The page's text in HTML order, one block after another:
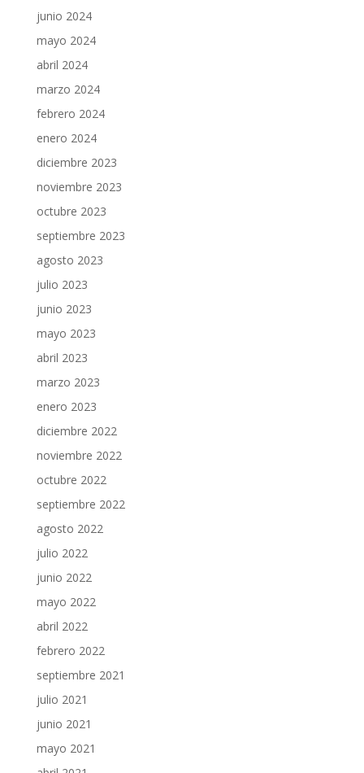
junio 2024
mayo 2024
abril 2024
marzo 2024
febrero 2024
enero 2024
diciembre 2023
noviembre 2023
octubre 2023
septiembre 2023
agosto 2023
julio 2023
junio 2023
mayo 2023
abril 2023
marzo 2023
enero 2023
diciembre 2022
noviembre 2022
octubre 2022
septiembre 2022
agosto 2022
julio 2022
junio 2022
mayo 2022
abril 2022
febrero 2022
septiembre 2021
julio 2021
junio 2021
mayo 2021